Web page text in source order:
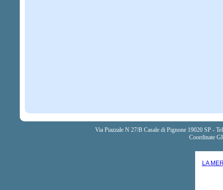
Via Piazzale N 27/B Casale di Pignone 19020 SP -
Coordinate
LA